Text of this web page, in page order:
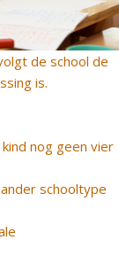
de school de
is.
nog geen vier
schooltype